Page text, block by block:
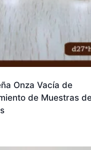
Onza Vacía de
de Muestras